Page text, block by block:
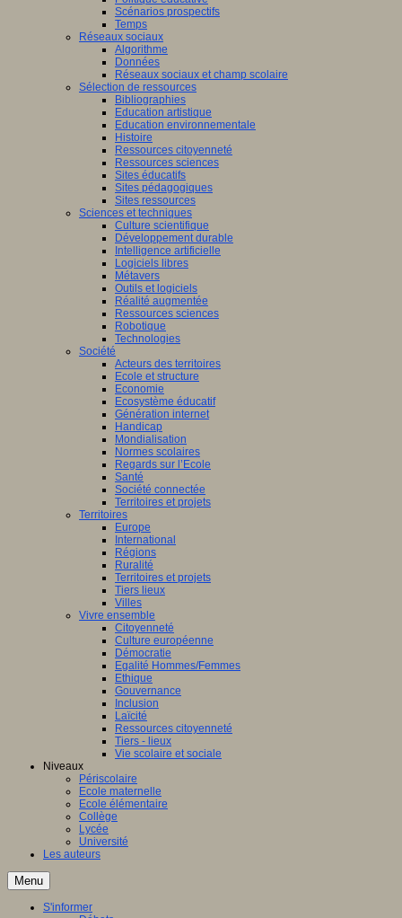
Scénarios prospectifs
Temps
Réseaux sociaux
Algorithme
Données
Réseaux sociaux et champ scolaire
Sélection de ressources
Bibliographies
Education artistique
Education environnementale
Histoire
Ressources citoyenneté
Ressources sciences
Sites éducatifs
Sites pédagogiques
Sites ressources
Sciences et techniques
Culture scientifique
Développement durable
Intelligence artificielle
Logiciels libres
Métavers
Outils et logiciels
Réalité augmentée
Ressources sciences
Robotique
Technologies
Société
Acteurs des territoires
Ecole et structure
Economie
Ecosystème éducatif
Génération internet
Handicap
Mondialisation
Normes scolaires
Regards sur l’Ecole
Santé
Société connectée
Territoires et projets
Territoires
Europe
International
Régions
Ruralité
Territoires et projets
Tiers lieux
Villes
Vivre ensemble
Citoyenneté
Culture européenne
Démocratie
Egalité Hommes/Femmes
Ethique
Gouvernance
Inclusion
Laïcité
Ressources citoyenneté
Tiers - lieux
Vie scolaire et sociale
Niveaux
Périscolaire
Ecole maternelle
Ecole élémentaire
Collège
Lycée
Université
Les auteurs
Menu
S'informer